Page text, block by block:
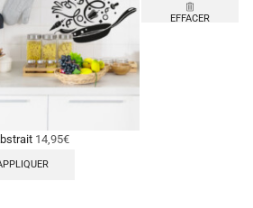
14,95€
EFFACER